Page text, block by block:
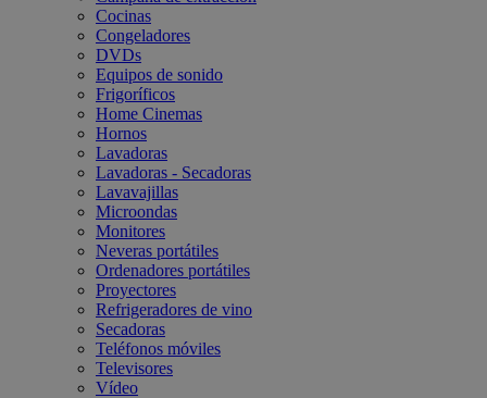
Cocinas
Congeladores
DVDs
Equipos de sonido
Frigoríficos
Home Cinemas
Hornos
Lavadoras
Lavadoras - Secadoras
Lavavajillas
Microondas
Monitores
Neveras portátiles
Ordenadores portátiles
Proyectores
Refrigeradores de vino
Secadoras
Teléfonos móviles
Televisores
Vídeo